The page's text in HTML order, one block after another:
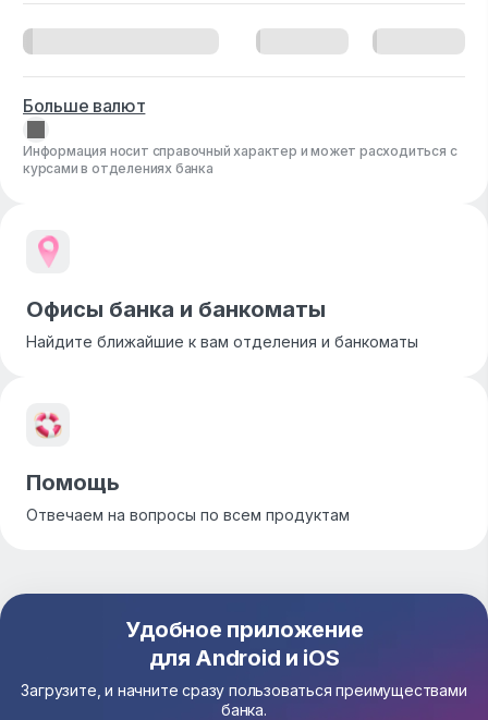
Больше валют
Информация носит справочный характер и может расходиться с
курсами в отделениях банка
Офисы банка и банкоматы
Найдите ближайшие к вам отделения и банкоматы
Помощь
Отвечаем на вопросы по всем продуктам
Удобное приложение
для Android и iOS
Загрузите, и начните сразу пользоваться преимуществами
банка.